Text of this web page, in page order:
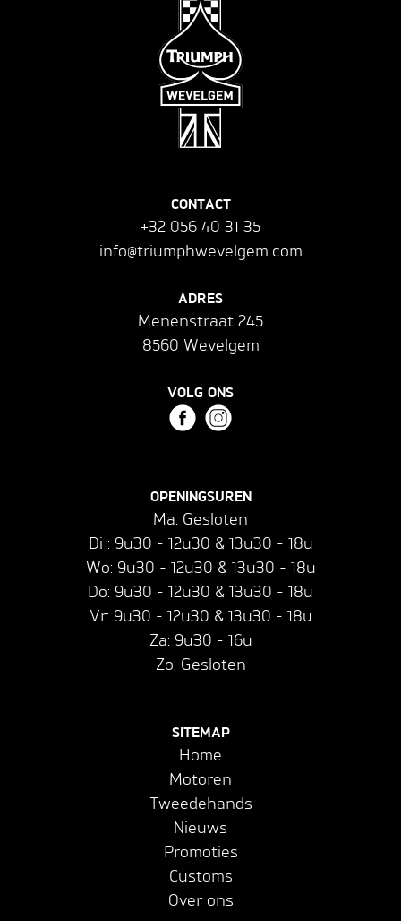
CONTACT
+32 056 40 31 35
info@triumphwevelgem.com
ADRES
Menenstraat 245
8560 Wevelgem
VOLG ONS
OPENINGSUREN
Ma: Gesloten
Di : 9u30 - 12u30 & 13u30 - 18u
Wo: 9u30 - 12u30 & 13u30 - 18u
Do: 9u30 - 12u30 & 13u30 - 18u
Vr: 9u30 - 12u30 & 13u30 - 18u
Za: 9u30 - 16u
Zo: Gesloten
SITEMAP
Home
Motoren
Tweedehands
Nieuws
Promoties
Customs
Over ons